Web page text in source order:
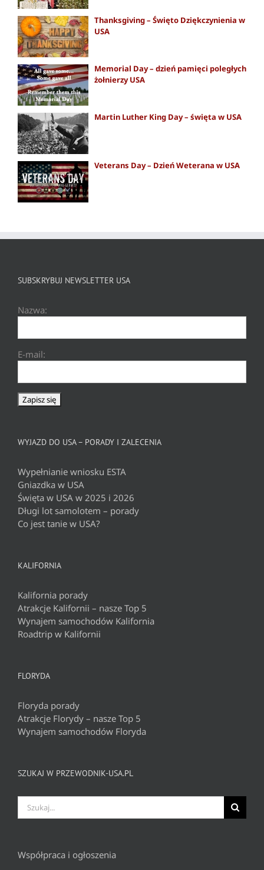
Thanksgiving – Święto Dziękczynienia w
USA
Memorial Day – dzień pamięci poległych
żołnierzy USA
Martin Luther King Day – święta w USA
Veterans Day – Dzień Weterana w USA
SUBSKRYBUJ NEWSLETTER USA
Nazwa:
E-mail:
WYJAZD DO USA – PORADY I ZALECENIA
Wypełnianie wniosku ESTA
Gniazdka w USA
Święta w USA w 2025 i 2026
Długi lot samolotem – porady
Co jest tanie w USA?
KALIFORNIA
Kalifornia porady
Atrakcje Kalifornii – nasze Top 5
Wynajem samochodów Kalifornia
Roadtrip w Kalifornii
FLORYDA
Floryda porady
Atrakcje Florydy – nasze Top 5
Wynajem samochodów Floryda
SZUKAJ W PRZEWODNIK-USA.PL
Szukaj
Współpraca i ogłoszenia